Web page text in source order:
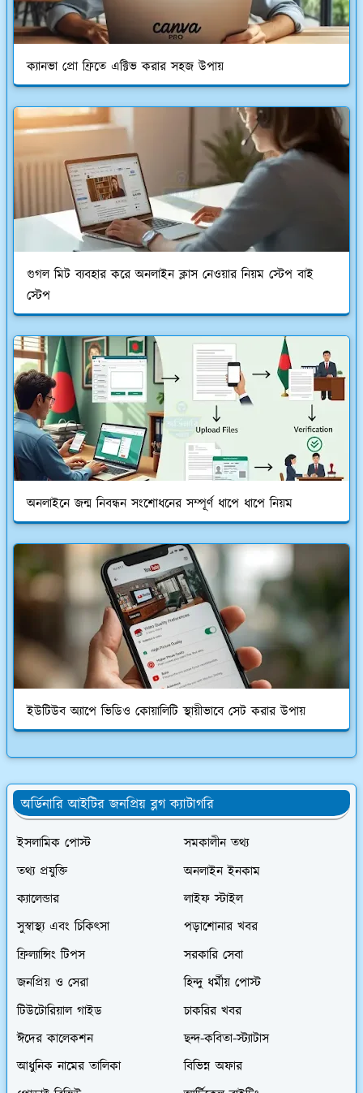
ক্যানভা প্রো ফ্রিতে এক্টিভ করার সহজ উপায়
গুগল মিট ব্যবহার করে অনলাইন ক্লাস নেওয়ার নিয়ম স্টেপ বাই
স্টেপ
অনলাইনে জন্ম নিবন্ধন সংশোধনের সম্পূর্ণ ধাপে ধাপে নিয়ম
ইউটিউব অ্যাপে ভিডিও কোয়ালিটি স্থায়ীভাবে সেট করার উপায়
অর্ডিনারি আইটির জনপ্রিয় ব্লগ ক্যাটাগরি
ইসলামিক পোস্ট
সমকালীন তথ্য
তথ্য প্রযুক্তি
অনলাইন ইনকাম
ক্যালেন্ডার
লাইফ স্টাইল
সুস্বাস্থ্য এবং চিকিৎসা
পড়াশোনার খবর
ফ্রিল্যান্সিং টিপস
সরকারি সেবা
জনপ্রিয় ও সেরা
হিন্দু ধর্মীয় পোস্ট
টিউটোরিয়াল গাইড
চাকরির খবর
ঈদের কালেকশন
ছন্দ-কবিতা-স্ট্যাটাস
আধুনিক নামের তালিকা
বিভিন্ন অফার